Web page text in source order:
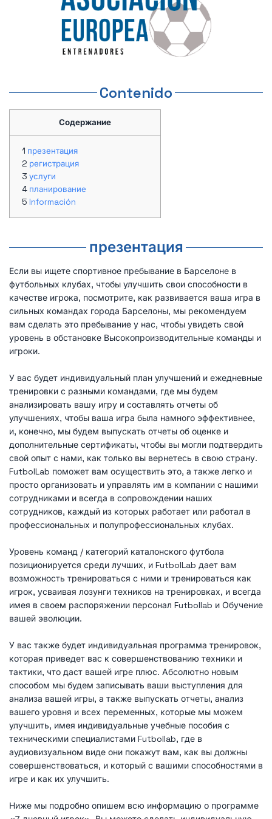
Contenido
Содержание
презентация
регистрация
услуги
планирование
Información
презентация
Если вы ищете спортивное пребывание в Барселоне в
футбольных клубах, чтобы улучшить свои способности в
качестве игрока, посмотрите, как развивается ваша игра в
сильных командах города Барселоны, мы рекомендуем
вам сделать это пребывание у нас, чтобы увидеть свой
уровень в обстановке Высокопроизводительные команды и
игроки.
У вас будет индивидуальный план улучшений и ежедневные
тренировки с разными командами, где мы будем
анализировать вашу игру и составлять отчеты об
улучшениях, чтобы ваша игра была намного эффективнее,
и, конечно, мы будем выпускать отчеты об оценке и
дополнительные сертификаты, чтобы вы могли подтвердить
свой опыт с нами, как только вы вернетесь в свою страну.
FutbolLab поможет вам осуществить это, а также легко и
просто организовать и управлять им в компании с нашими
сотрудниками и всегда в сопровождении наших
сотрудников, каждый из которых работает или работал в
профессиональных и полупрофессиональных клубах.
Уровень команд / категорий каталонского футбола
позиционируется среди лучших, и FutbolLab дает вам
возможность тренироваться с ними и тренироваться как
игрок, усваивая лозунги техников на тренировках, и всегда
имея в своем распоряжении персонал Futbollab и Обучение
вашей эволюции.
У вас также будет индивидуальная программа тренировок,
которая приведет вас к совершенствованию техники и
тактики, что даст вашей игре плюс. Абсолютно новым
способом мы будем записывать ваши выступления для
анализа вашей игры, а также выпускать отчеты, анализ
вашего уровня и всех переменных, которые мы можем
улучшить, имея индивидуальные учебные пособия с
техническими специалистами Futbollab, где в
аудиовизуальном виде они покажут вам, как вы должны
совершенствоваться, и который с вашими способностями в
игре и как их улучшить.
Ниже мы подробно опишем всю информацию о программе